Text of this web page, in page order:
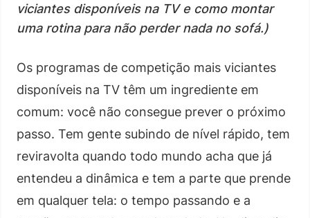
viciantes disponíveis na TV e como montar
uma rotina para não perder nada no sofá.)
Os programas de competição mais viciantes
disponíveis na TV têm um ingrediente em
comum: você não consegue prever o próximo
passo. Tem gente subindo de nível rápido, tem
reviravolta quando todo mundo acha que já
entendeu a dinâmica e tem a parte que prende
em qualquer tela: o tempo passando e a